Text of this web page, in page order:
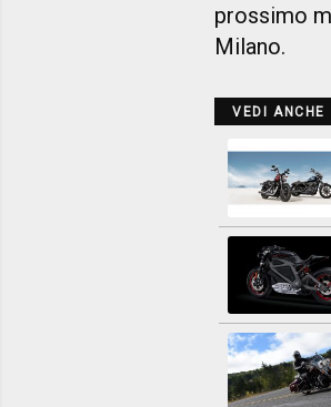
prossimo
Milano.
VEDI ANCHE